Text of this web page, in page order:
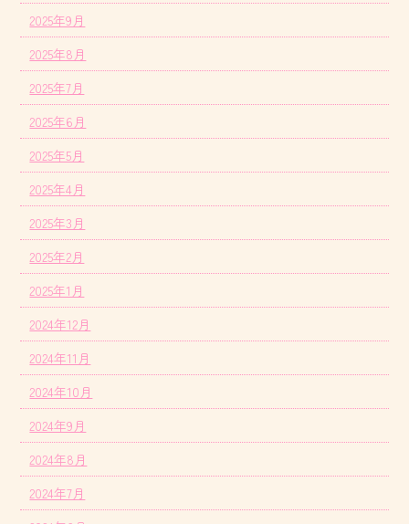
2025年9月
2025年8月
2025年7月
2025年6月
2025年5月
2025年4月
2025年3月
2025年2月
2025年1月
2024年12月
2024年11月
2024年10月
2024年9月
2024年8月
2024年7月